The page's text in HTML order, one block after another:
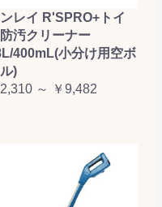
レイ R'SPRO+トイ
汚クリーナー
400mL(小分け用空ボ
ル)
2,310 ～ ￥9,482